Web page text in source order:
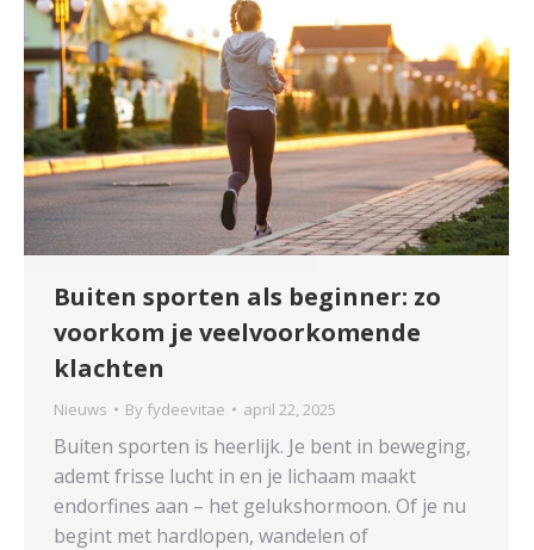
Buiten sporten als beginner: zo
voorkom je veelvoorkomende
klachten
Nieuws By fydeevitae april 22, 2025
Buiten sporten is heerlijk. Je bent in beweging,
ademt frisse lucht in en je lichaam maakt
endorfines aan – het gelukshormoon. Of je nu
begint met hardlopen, wandelen of